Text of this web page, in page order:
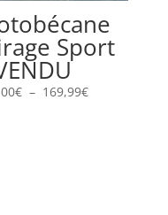
Sport
€ – 169,99€Plage